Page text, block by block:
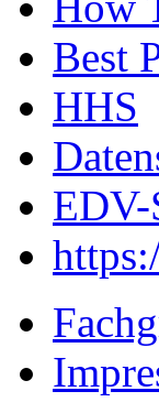
Best
HHS
EDV-